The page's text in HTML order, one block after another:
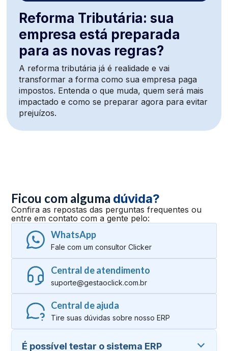
Reforma Tributária: sua
empresa está preparada
para as novas regras?
A reforma tributária já é realidade e vai
transformar a forma como sua empresa paga
impostos. Entenda o que muda, quem será mais
impactado e como se preparar agora para evitar
prejuízos.
Ficou com alguma dúvida?
Confira as repostas das perguntas frequentes ou
entre em contato com a gente pelo:
WhatsApp
Fale com um consultor Clicker
Central de atendimento
suporte@gestaoclick.com.br
Central de ajuda
Tire suas dúvidas sobre nosso ERP
É possível testar o sistema ERP